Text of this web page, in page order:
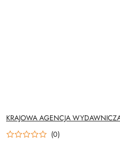
NAZWA
PRODUCENTA:
KRAJOWA AGENCJA
(0)